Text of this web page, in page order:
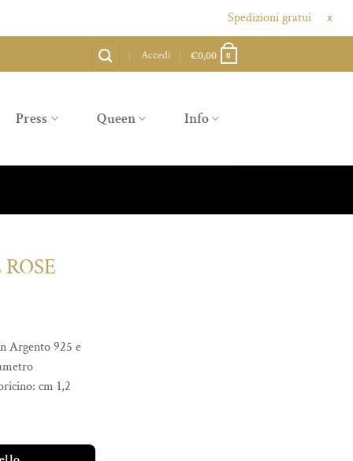
X
Spedizioni gratuite sopra
Accedi €0,00 0
Press Queen Info
Argento 925 e
cm 1,2